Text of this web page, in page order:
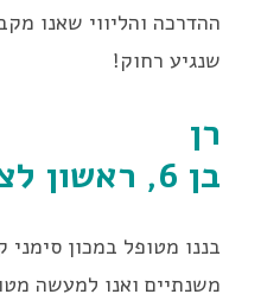
ההדרכה והליווי שאנו
שנגיע רחוק!
רן
בן 6, ראשון לציון
בננו מטופל במכון
משנתיים ואנו למעשה